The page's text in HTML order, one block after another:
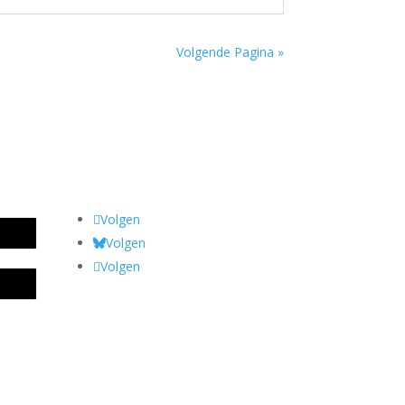
Volgende Pagina »
Volgen
Volgen
Volgen